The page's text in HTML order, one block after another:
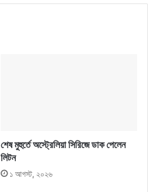
শেষ মুহুর্তে অস্ট্রেলিয়া সিরিজে ডাক পেলেন
লিটন
১ আগস্ট, ২০২৬